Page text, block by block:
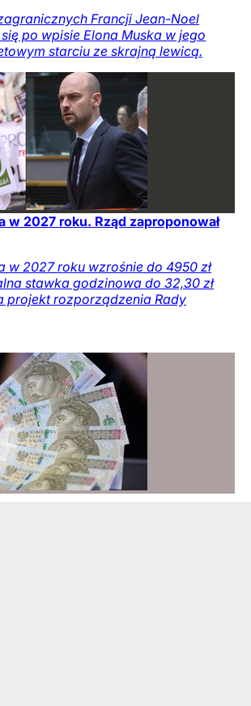
Francji Jean-Noel
po wpisie Elona Muska w jego
starciu ze skrajną lewicą.
w 2027 roku. Rząd zaproponował
w 2027 roku wzrośnie do 4950 zł
stawka godzinowa do 32,30 zł
projekt rozporządzenia Rady